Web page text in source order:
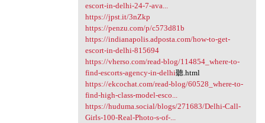
escort-in-delhi-24-7-ava...
https://jpst.it/3nZkp
https://penzu.com/p/c573d81b
https://indianapolis.adposta.com/how-to-get-
escort-in-delhi-815694
https://vherso.com/read-blog/114854_where-to-
find-escorts-agency-in-delhi聽.html
https://ekcochat.com/read-blog/60528_where-to-
find-high-class-model-esco...
https://huduma.social/blogs/271683/Delhi-Call-
Girls-100-Real-Photo-s-of-...